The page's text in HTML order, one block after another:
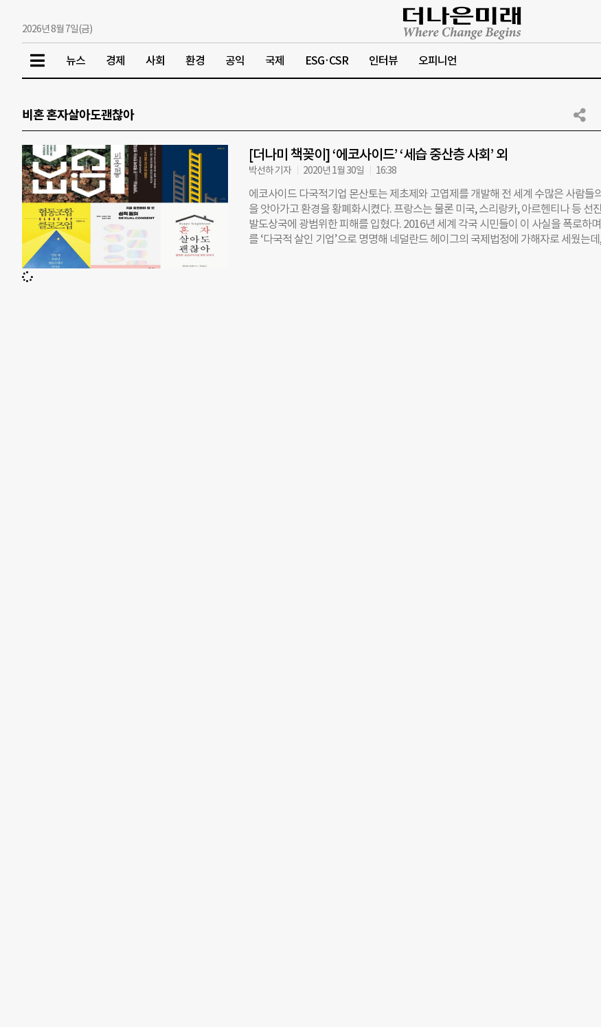
2026년 8월 7일(금)
뉴스 경제 사회 환경 공익 국제 ESG·CSR 인터뷰 오피니언
비혼 혼자살아도괜찮아
[더나미 책꽂이] ‘에코사이드’ ‘세습 중산층 사회’ 외
박선하 기자 2020년 1월 30일 16:38
에코사이드 다국적기업 몬산토는 제초제와 고엽제를 개발해 전 세계 수많은 사람들
을 앗아가고 환경을 황폐화시켰다. 프랑스는 물론 미국, 스리랑카, 아르헨티나 등 선
발도상국에 광범위한 피해를 입혔다. 2016년 세계 각국 시민들이 이 사실을 폭로하
를 ‘다국적 살인 기업’으로 명명해 네덜란드 헤이그의 국제법정에 가해자로 세웠는